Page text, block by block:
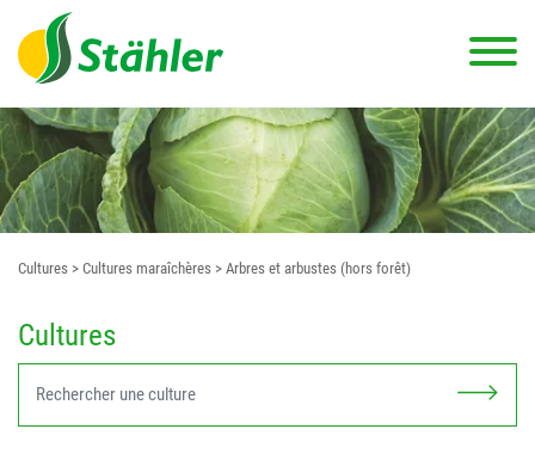
Cultures > Cultures maraîchères > Arbres et arbustes (hors forêt)
Cultures